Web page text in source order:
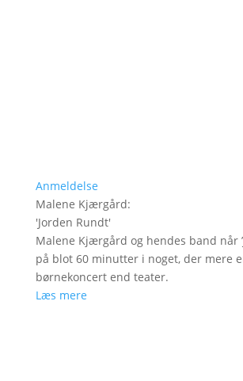
Anmeldelse
Malene Kjærgård:
'Jorden Rundt'
Malene Kjærgård og hendes band når
på blot 60 minutter i noget, der mere
børnekoncert end teater.
Læs mere